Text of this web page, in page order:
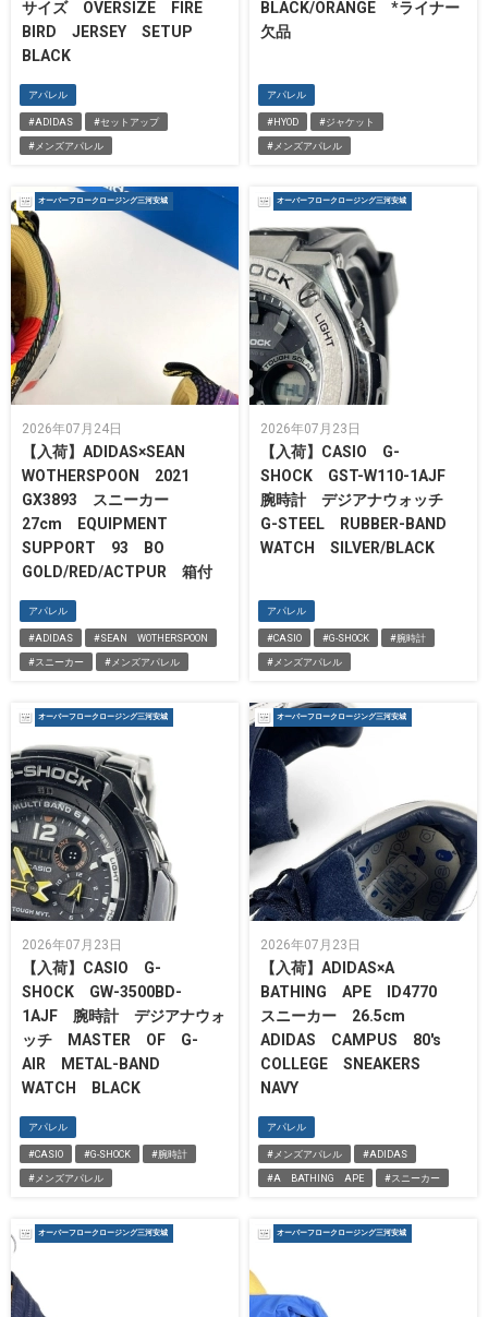
サイズ OVERSIZE FIRE
BIRD JERSEY SETUP
BLACK
アパレル
#ADIDAS #セットアップ
#メンズアパレル
BLACK/ORANGE *ライナー
欠品
アパレル
#HYOD #ジャケット
#メンズアパレル
オーバーフロークロージング三河安城
2026年07月24日
【入荷】ADIDAS×SEAN
WOTHERSPOON 2021
GX3893 スニーカー
27cm EQUIPMENT
SUPPORT 93 BO
GOLD/RED/ACTPUR 箱付
アパレル
#ADIDAS #SEAN WOTHERSPOON
#スニーカー #メンズアパレル
オーバーフロークロージング三河安城
2026年07月23日
【入荷】CASIO G-
SHOCK GST-W110-1AJF
腕時計 デジアナウォッチ
G-STEEL RUBBER-BAND
WATCH SILVER/BLACK
アパレル
#CASIO #G-SHOCK #腕時計
#メンズアパレル
オーバーフロークロージング三河安城
2026年07月23日
【入荷】CASIO G-
SHOCK GW-3500BD-
1AJF 腕時計 デジアナウォ
ッチ MASTER OF G-
AIR METAL-BAND
WATCH BLACK
アパレル
#CASIO #G-SHOCK #腕時計
#メンズアパレル
オーバーフロークロージング三河安城
2026年07月23日
【入荷】ADIDAS×A
BATHING APE ID4770
スニーカー 26.5cm
ADIDAS CAMPUS 80's
COLLEGE SNEAKERS
NAVY
アパレル
#メンズアパレル #ADIDAS
#A BATHING APE #スニーカー
オーバーフロークロージング三河安城 オーバーフロークロージング三河安城